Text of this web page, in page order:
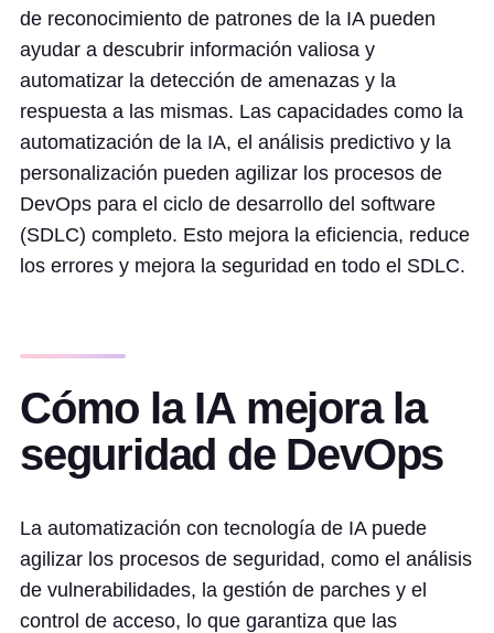
de reconocimiento de patrones de la IA pueden
ayudar a descubrir información valiosa y
automatizar la detección de amenazas y la
respuesta a las mismas. Las capacidades como la
automatización de la IA, el análisis predictivo y la
personalización pueden agilizar los procesos de
DevOps para el ciclo de desarrollo del software
(SDLC) completo. Esto mejora la eficiencia, reduce
los errores y mejora la seguridad en todo el SDLC.
Cómo la IA mejora la
seguridad de DevOps
La automatización con tecnología de IA puede
agilizar los procesos de seguridad, como el análisis
de vulnerabilidades, la gestión de parches y el
control de acceso, lo que garantiza que las